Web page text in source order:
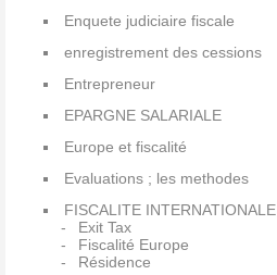
Enquete judiciaire fiscale
enregistrement des cessions
Entrepreneur
EPARGNE SALARIALE
Europe et fiscalité
Evaluations ; les methodes
FISCALITE INTERNATIONALE
Exit Tax
Fiscalité Europe
Résidence